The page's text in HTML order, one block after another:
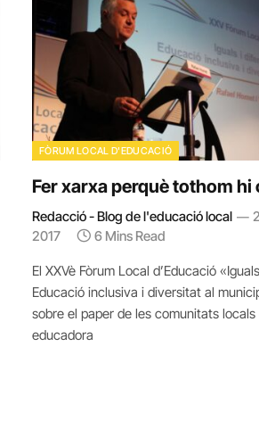
FÒRUM LOCAL D'EDUCACIÓ
Fer xarxa perquè tothom hi
Redacció - Blog de l'educació local
2017
6 Mins Read
El XXVè Fòrum Local d’Educació
Educació inclusiva i diversitat al
sobre el paper de les comunitats
educadora